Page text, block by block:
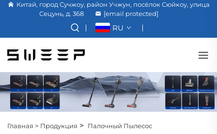
Китай, город Сучжоу, район Учжун, посёлок Сюйкоу, улица
Сецунь, д. 368
[email protected]
RU
Главная > Продукция > Палочный Пылесос